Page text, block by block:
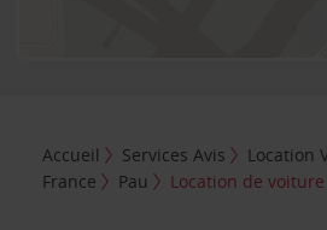
Accueil Services Avis Location
France
Pau Location de